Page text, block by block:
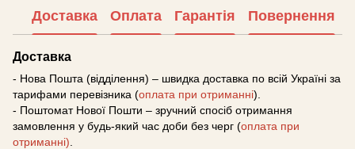
Доставка Оплата Гарантія Повернення
Доставка
- Нова Пошта (відділення) – швидка доставка по всій Україні за
тарифами перевізника (оплата при отриманні).
- Поштомат Нової Пошти – зручний спосіб отримання
замовлення у будь-який час доби без черг (оплата при
отриманні)